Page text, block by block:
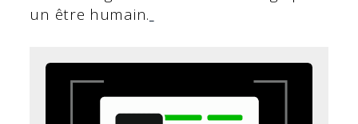
un être humain.